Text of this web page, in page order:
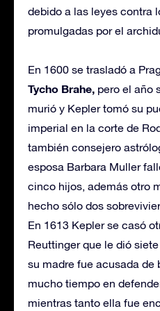
debido a las leyes contra
promulgadas por el
En 1600 se trasladó a
Tycho Brahe, pero el año
murió y Kepler tomó su
imperial en la corte de
también consejero
esposa Barbara Muller
cinco hijos, además otro
hecho sólo dos
En 1613 Kepler se casó
Reuttinger que le dió
su madre fue acusada de
mucho tiempo en
mientras tanto ella fue